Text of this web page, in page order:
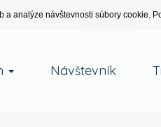
a analýze návštevnosti súbory cookie.
Návštevník